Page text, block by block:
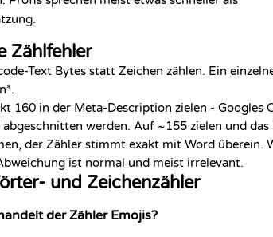
Zählfehler
Text Bytes statt Zeichen zählen. Ein
160 in der Meta-Description zielen - Googles
werden. Auf ~155 zielen und
der Zähler stimmt exakt mit Word überein.
ist normal und meist irrelevant.
und Zeichenzähler
der Zähler Emojis?